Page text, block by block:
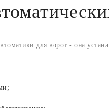
для ворот - она